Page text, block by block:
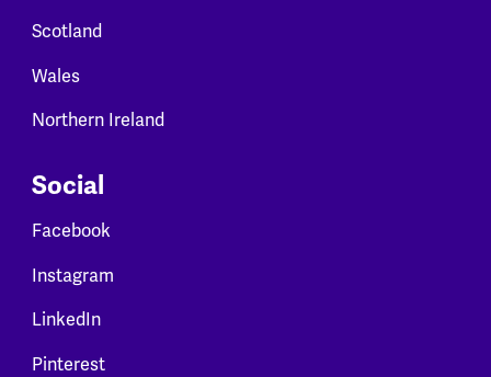
Scotland
Wales
Northern Ireland
Social
Facebook
Instagram
LinkedIn
Pinterest